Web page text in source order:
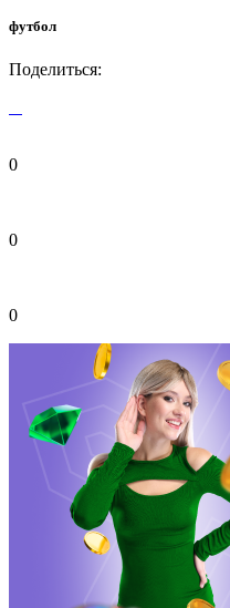
футбол
Поделиться:
0
0
0